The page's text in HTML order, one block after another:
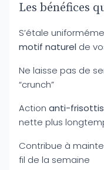
Les bénéfices
S’étale
motif naturel de
Ne laisse pas de
“crunch”
Action anti-frisottis
nette plus
Contribue à
fil de la semaine